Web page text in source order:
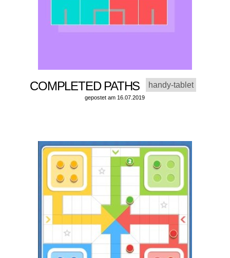
COMPLETED PATHS handy-tablet
gepostet am 16.07.2019